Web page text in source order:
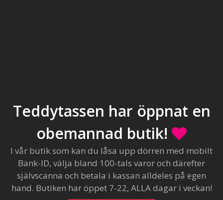
Teddytassen har öppnat en
obemannad butik!
I vår butik som kan du låsa upp dörren med mobilt
Bank-ID, välja bland 100-tals varor och därefter
självscanna och betala i kassan alldeles på egen
hand. Butiken har öppet 7-22, ALLA dagar i veckan!